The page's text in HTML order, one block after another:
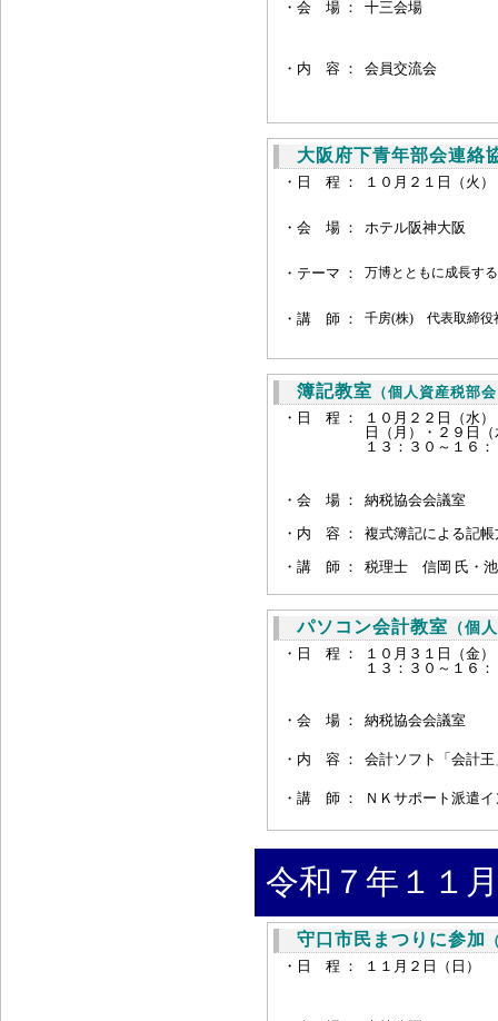
・会 場 ： 十三会場
・ 内 容 ： 会員交流会
大阪府下青年部会連絡
・日 程 ： １０月２１日（火
・会 場 ： ホテル阪神大阪
・ テーマ ： 万博とともに成長す
・ 講 師 ： 千房(株) 代表取締
簿記教室 （個人資産税部
・日 程 ：
１０月２２日（水
日（月）・２９日
１３：３０～１６
・会 場 ：
納税協会会議室
・ 内 容 ：
複式簿記による記
・講 師 ：
税理士 信岡 氏・
パソコン会計教室 （個
・日 程 ：
１０月３１日（金
１３：３０～１６
・会 場 ： 納税協会会議室
・ 内 容 ： 会計ソフト「会計
・ 講 師 ： ＮＫサポート派遣
令和７年１１
守口市民まつりに参加
・日 程 ：
１１月２日（日）